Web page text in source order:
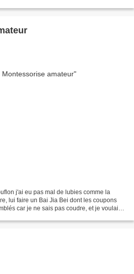
j'ai eu pas mal de lubies comme la
lui faire un Bai Jia Bei dont les coupons
car je ne sais pas coudre, et je voulais